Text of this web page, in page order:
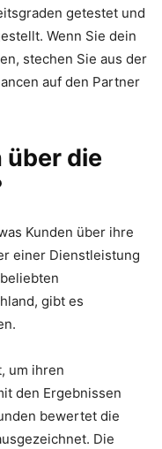
getestet und
Wenn Sie dein
stechen Sie aus der
auf den Partner
über die
Kunden über ihre
einer Dienstleistung
gibt es
um ihren
den Ergebnissen
bewertet die
Die